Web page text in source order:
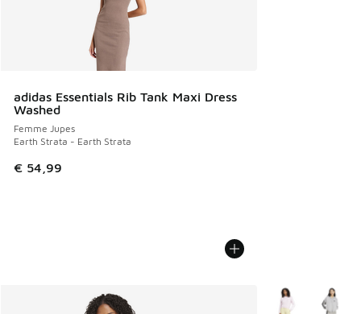
adidas Essentials Rib Tank Maxi Dress
Washed
Femme Jupes
Earth Strata - Earth Strata
€ 54,99
Plus de couleurs